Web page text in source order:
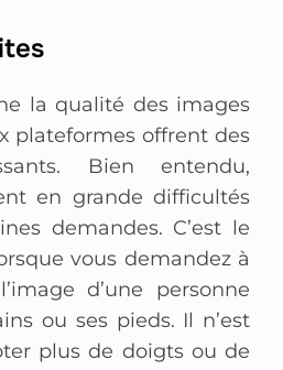
la qualité des images
plateformes offrent des
Bien entendu,
en grande difficultés
demandes. C’est le
vous demandez à
d’une personne
ou ses pieds. Il n’est
plus de doigts ou de